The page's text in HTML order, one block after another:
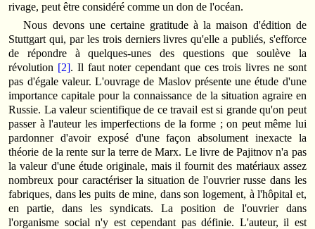
rivage, peut être considéré comme un don de l'océan.
Nous devons une certaine gratitude à la maison d'édition de
Stuttgart qui, par les trois derniers livres qu'elle a publiés, s'efforce
de répondre à quelques‑unes des questions que soulève la
révolution [2]. Il faut noter cependant que ces trois livres ne sont
pas d'égale valeur. L'ouvrage de Maslov présente une étude d'une
importance capitale pour la connaissance de la situation agraire en
Russie. La valeur scientifique de ce travail est si grande qu'on peut
passer à l'auteur les imperfections de la forme ; on peut même lui
pardonner d'avoir exposé d'une façon absolument inexacte la
théorie de la rente sur la terre de Marx. Le livre de Pajitnov n'a pas
la valeur d'une étude originale, mais il fournit des matériaux assez
nombreux pour caractériser la situation de l'ouvrier russe dans les
fabriques, dans les puits de mine, dans son logement, à l'hôpital et,
en partie, dans les syndicats. La position de l'ouvrier dans
l'organisme social n'y est cependant pas définie. L'auteur, il est